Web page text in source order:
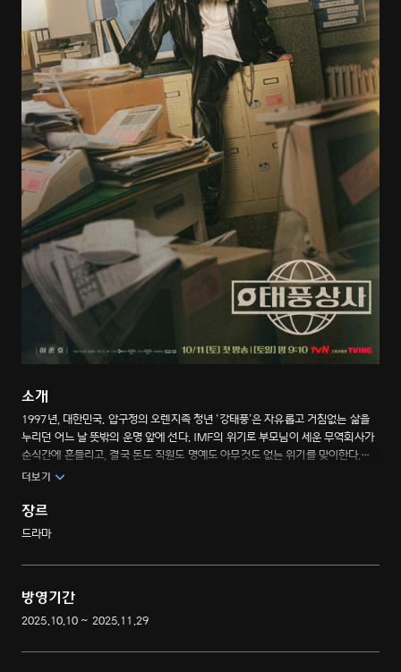
소개
1997년, 대한민국. 압구정의 오렌지족 청년 ‘강태풍’은 자유롭고 거침없는 삶을
누리던 어느 날 뜻밖의 운명 앞에 선다. IMF의 위기로 부모님이 세운 무역회사가
순식간에 흔들리고, 결국 돈도 직원도 명예도 아무것도 없는 위기를 맞이한다.
그런 회사를 지키기 위한 초짜 사장 강태풍의 치열한 생존기.
더보기
장르
드라마
방영기간
2025.10.10 ~ 2025.11.29